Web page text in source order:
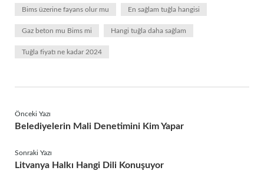
Bims üzerine fayans olur mu En sağlam tuğla hangisi
Gaz beton mu Bims mi Hangi tuğla daha sağlam
Tuğla fiyatı ne kadar 2024
Önceki Yazı
Belediyelerin Mali Denetimini Kim Yapar
Sonraki Yazı
Litvanya Halkı Hangi Dili Konuşuyor